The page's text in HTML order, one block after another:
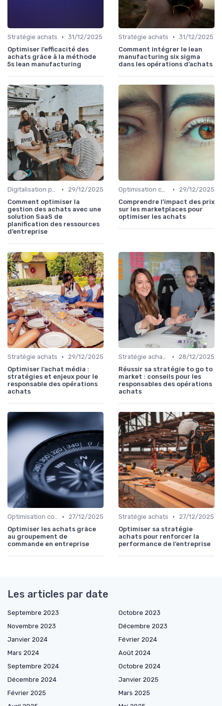
Stratégie achats • 31/12/2025
Optimiser l’efficacité des
achats grâce à la méthode
5s lean manufacturing
Stratégie achats • 31/12/2025
Comment intégrer le lean
manufacturing six sigma
dans les opérations d’achats
Digitalisation processus •
29/12/2025
Comment optimiser la
gestion des achats avec une
solution SaaS de
planification des ressources
d’entreprise
Optimisation coûts •
29/12/2025
Comprendre l’impact des prix
sur les marketplaces pour
optimiser les achats
Stratégie achats •
29/12/2025
Optimiser l’achat média :
stratégies et enjeux pour le
responsable des opérations
achats
Stratégie achats •
28/12/2025
Réussir sa stratégie to go to
market : conseils pour les
responsables des opérations
achats
Optimisation coûts •
27/12/2025
Optimiser les achats grâce
au groupement de
commande en entreprise
Stratégie achats •
27/12/2025
Optimiser sa stratégie
achats pour renforcer la
performance de l’entreprise
Les articles par date
Septembre 2023
Octobre 2023
Novembre 2023
Décembre 2023
Janvier 2024
Février 2024
Mars 2024
Août 2024
Septembre 2024
Octobre 2024
Décembre 2024
Janvier 2025
Février 2025
Mars 2025